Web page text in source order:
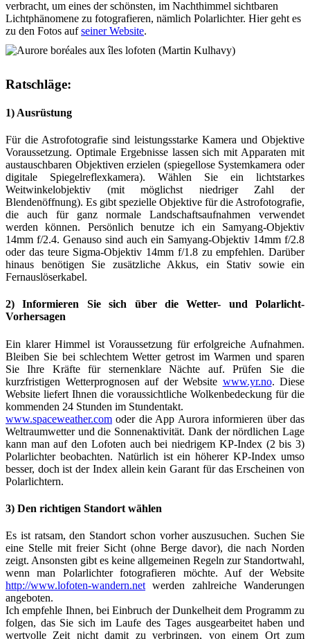
verbracht, um eines der schönsten, im Nachthimmel sichtbaren
Lichtphänomene zu fotografieren, nämlich Polarlichter. Hier geht es
zu den Fotos aufseiner Website.
Ratschläge:
1) Ausrüstung
Für die Astrofotografie sind leistungsstarke Kamera und Objektive
Voraussetzung. Optimale Ergebnisse lassen sich mit Apparaten mit
austauschbaren Objektiven erzielen (spiegellose Systemkamera oder
digitale Spiegelreflexkamera). Wählen Sie ein lichtstarkes
Weitwinkelobjektiv (mit möglichst niedriger Zahl der
Blendenöffnung). Es gibt spezielle Objektive für die Astrofotografie,
die auch für ganz normale Landschaftsaufnahmen verwendet
werden können. Persönlich benutze ich ein Samyang-Objektiv
14mm f/2.4. Genauso sind auch ein Samyang-Objektiv 14mm f/2.8
oder das teure Sigma-Objektiv 14mm f/1.8 zu empfehlen. Darüber
hinaus benötigen Sie zusätzliche Akkus, ein Stativ sowie ein
Fernauslöserkabel.
2) Informieren Sie sich über die Wetter- und Polarlicht-
Vorhersagen
Ein klarer Himmel ist Voraussetzung für erfolgreiche Aufnahmen.
Bleiben Sie bei schlechtem Wetter getrost im Warmen und sparen
Sie Ihre Kräfte für sternenklare Nächte auf. Prüfen Sie die
kurzfristigen Wetterprognosen auf der Website www.yr.no. Diese
Website liefert Ihnen die voraussichtliche Wolkenbedeckung für die
kommenden 24 Stunden im Stundentakt.
www.spaceweather.com oder die App Aurora informieren über das
Weltraumwetter und die Sonnenaktivität. Dank der nördlichen Lage
kann man auf den Lofoten auch bei niedrigem KP-Index (2 bis 3)
Polarlichter beobachten. Natürlich ist ein höherer KP-Index umso
besser, doch ist der Index allein kein Garant für das Erscheinen von
Polarlichtern.
3) Den richtigen Standort wählen
Es ist ratsam, den Standort schon vorher auszusuchen. Suchen Sie
eine Stelle mit freier Sicht (ohne Berge davor), die nach Norden
zeigt. Ansonsten gibt es keine allgemeinen Regeln zur Standortwahl,
wenn man Polarlichter fotografieren möchte. Auf der Website
http://www.lofoten-wandern.net werden zahlreiche Wanderungen
angeboten.
Ich empfehle Ihnen, bei Einbruch der Dunkelheit dem Programm zu
folgen, das Sie sich im Laufe des Tages ausgearbeitet haben und
wertvolle Zeit nicht damit zu verbringen, von einem Ort zum